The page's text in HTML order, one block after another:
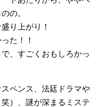
の。
り上がり！
た！！
、すごくおもしろかっ
ペンス、法廷ドラマや
）、謎が深まるミステ